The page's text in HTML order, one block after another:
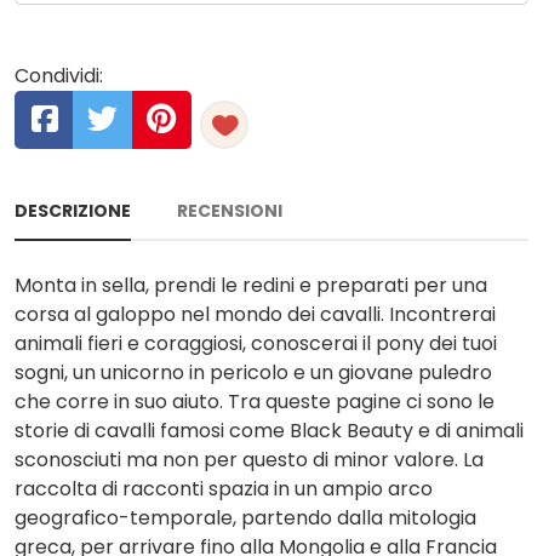
Condividi:
DESCRIZIONE RECENSIONI
Monta in sella, prendi le redini e preparati per una
corsa al galoppo nel mondo dei cavalli. Incontrerai
animali fieri e coraggiosi, conoscerai il pony dei tuoi
sogni, un unicorno in pericolo e un giovane puledro
che corre in suo aiuto. Tra queste pagine ci sono le
storie di cavalli famosi come Black Beauty e di animali
sconosciuti ma non per questo di minor valore. La
raccolta di racconti spazia in un ampio arco
geografico-temporale, partendo dalla mitologia
greca, per arrivare fino alla Mongolia e alla Francia